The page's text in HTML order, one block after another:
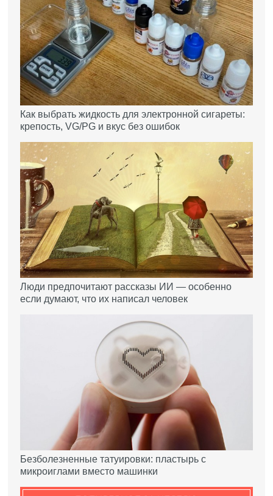
Как выбрать жидкость для электронной сигареты:
крепость, VG/PG и вкус без ошибок
Люди предпочитают рассказы ИИ — особенно
если думают, что их написал человек
Безболезненные татуировки: пластырь с
микроиглами вместо машинки